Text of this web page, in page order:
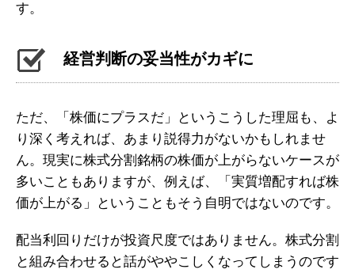
す。
経営判断の妥当性がカギに
ただ、「株価にプラスだ」というこうした理屈も、よ
り深く考えれば、あまり説得力がないかもしれませ
ん。現実に株式分割銘柄の株価が上がらないケースが
多いこともありますが、例えば、「実質増配すれば株
価が上がる」ということもそう自明ではないのです。
配当利回りだけが投資尺度ではありません。株式分割
と組み合わせると話がややこしくなってしまうのです